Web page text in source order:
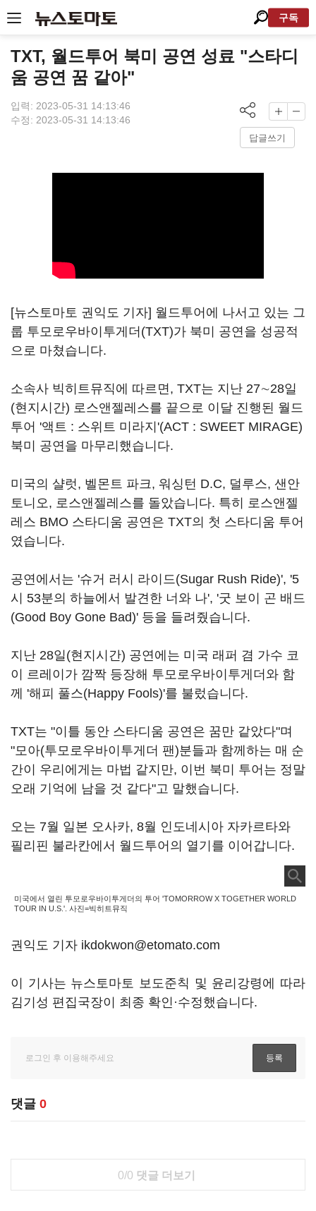
구독
TXT, 월드투어 북미 공연 성료 "스타디
움 공연 꿈 같아"
입력: 2023-05-31 14:13:46
수정: 2023-05-31 14:13:46
답글쓰기
[뉴스토마토 권익도 기자] 월드투어에 나서고 있는 그
룹 투모로우바이투게더(TXT)가 북미 공연을 성공적
으로 마쳤습니다.
소속사 빅히트뮤직에 따르면, TXT는 지난 27∼28일
(현지시간) 로스앤젤레스를 끝으로 이달 진행된 월드
투어 '액트 : 스위트 미라지'(ACT : SWEET MIRAGE)
북미 공연을 마무리했습니다.
미국의 샬럿, 벨몬트 파크, 워싱턴 D.C, 덜루스, 샌안
토니오, 로스앤젤레스를 돌았습니다. 특히 로스앤젤
레스 BMO 스타디움 공연은 TXT의 첫 스타디움 투어
였습니다.
공연에서는 '슈거 러시 라이드(Sugar Rush Ride)', '5
시 53분의 하늘에서 발견한 너와 나', '굿 보이 곤 배드
(Good Boy Gone Bad)' 등을 들려줬습니다.
지난 28일(현지시간) 공연에는 미국 래퍼 겸 가수 코
이 르레이가 깜짝 등장해 투모로우바이투게더와 함
께 '해피 풀스(Happy Fools)'를 불렀습니다.
TXT는 "이틀 동안 스타디움 공연은 꿈만 같았다"며
"모아(투모로우바이투게더 팬)분들과 함께하는 매 순
간이 우리에게는 마법 같지만, 이번 북미 투어는 정말
오래 기억에 남을 것 같다"고 말했습니다.
오는 7월 일본 오사카, 8월 인도네시아 자카르타와
필리핀 불라칸에서 월드투어의 열기를 이어갑니다.
미국에서 열린 투모로우바이투게더의 투어 'TOMORROW X TOGETHER WORLD
TOUR IN U.S.'. 사진=빅히트뮤직
권익도 기자 ikdokwon@etomato.com
이 기사는 뉴스토마토 보도준칙 및 윤리강령에 따라
김기성 편집국장이 최종 확인·수정했습니다.
댓글 0
0/0 댓글 더보기